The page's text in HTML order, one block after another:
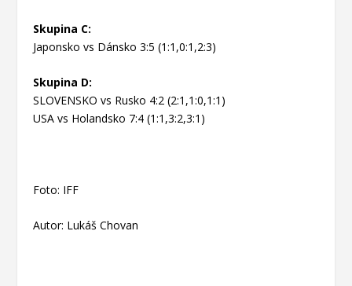
Skupina C:
Japonsko vs Dánsko 3:5 (1:1,0:1,2:3)
Skupina D:
SLOVENSKO vs Rusko 4:2 (2:1,1:0,1:1)
USA vs Holandsko 7:4 (1:1,3:2,3:1)
Foto: IFF
Autor: Lukáš Chovan